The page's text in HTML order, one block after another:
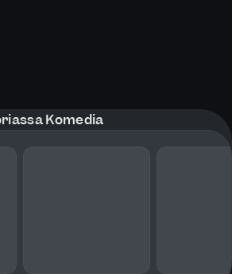
Komedia